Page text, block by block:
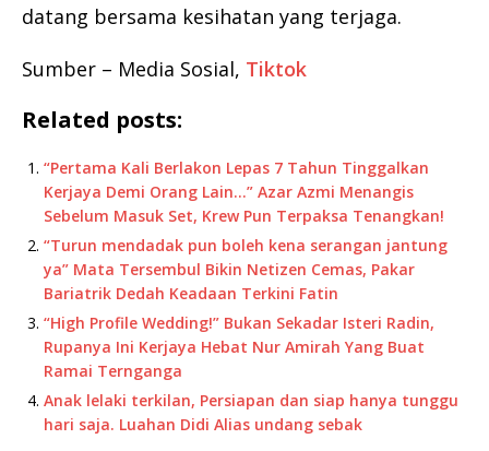
datang bersama kesihatan yang terjaga.
Sumber – Media Sosial, Tiktok
Related posts:
“Pertama Kali Berlakon Lepas 7 Tahun Tinggalkan
Kerjaya Demi Orang Lain…” Azar Azmi Menangis
Sebelum Masuk Set, Krew Pun Terpaksa Tenangkan!
“Turun mendadak pun boleh kena serangan jantung
ya” Mata Tersembul Bikin Netizen Cemas, Pakar
Bariatrik Dedah Keadaan Terkini Fatin
“High Profile Wedding!” Bukan Sekadar Isteri Radin,
Rupanya Ini Kerjaya Hebat Nur Amirah Yang Buat
Ramai Ternganga
Anak lelaki terkilan, Persiapan dan siap hanya tunggu
hari saja. Luahan Didi Alias undang sebak